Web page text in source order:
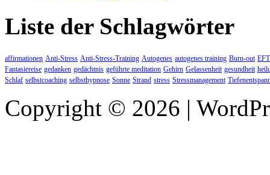
Liste der Schlagwörter
affirmationen Anti-Stress Anti-Stress-Training Autogenes autogenes training Burn-out EFT
Fantasiereise gedanken gedächtnis geführte meditation Gehirn Gelassenheit gesundheit
Schlaf selbstcoaching selbsthypnose Sonne Strand stress Stressmanagement
Copyright © 2026 |